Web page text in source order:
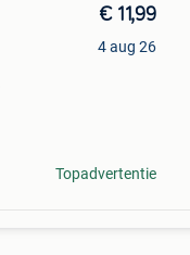
€ 11,99
4 aug 26
Topadvertentie